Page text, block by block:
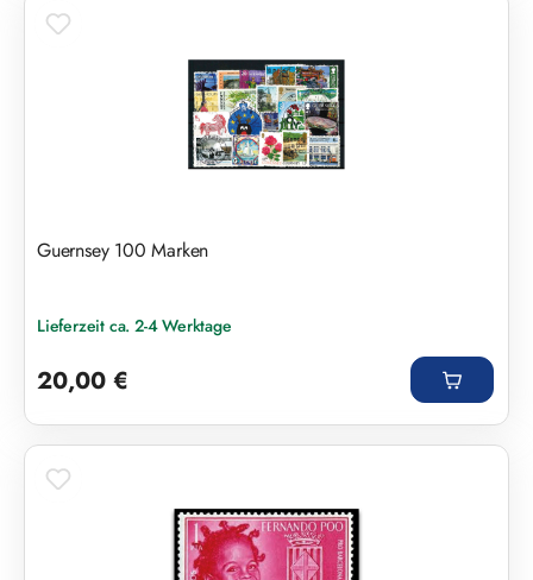
Guernsey 100 Marken
Lieferzeit ca. 2-4 Werktage
20,00 €